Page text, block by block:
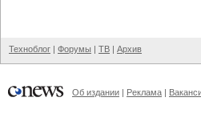
Техноблог | Форумы | ТВ | Архив
Об издании | Реклама |